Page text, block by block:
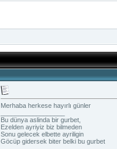
Merhaba herkese hayırlı günler
Bu dünya aslinda bir gurbet,
Ezelden ayriyiz biz bilmeden
Sonu gelecek elbette ayriligin
Göcüp gidersek biter belki bu gurbet